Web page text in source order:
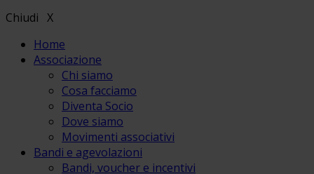
Chiudi X
Home
Associazione
Chi siamo
Cosa facciamo
Diventa Socio
Dove siamo
Movimenti associativi
Bandi e agevolazioni
Bandi, voucher e incentivi